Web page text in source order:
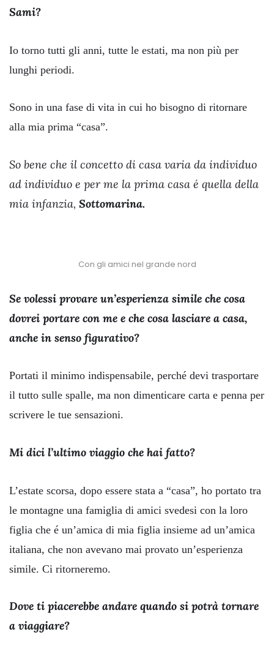
Sami?
Io torno tutti gli anni, tutte le estati, ma non più per
lunghi periodi.
Sono in una fase di vita in cui ho bisogno di ritornare
alla mia prima “casa”.
So bene che il concetto di casa varia da individuo
ad individuo e per me la prima casa é quella della
mia infanzia, Sottomarina.
Con gli amici nel grande nord
Se volessi provare un’esperienza simile che cosa
dovrei portare con me e che cosa lasciare a casa,
anche in senso figurativo?
Portati il minimo indispensabile, perché devi trasportare
il tutto sulle spalle, ma non dimenticare carta e penna per
scrivere le tue sensazioni.
Mi dici l’ultimo viaggio che hai fatto?
L’estate scorsa, dopo essere stata a “casa”, ho portato tra
le montagne una famiglia di amici svedesi con la loro
figlia che é un’amica di mia figlia insieme ad un’amica
italiana, che non avevano mai provato un’esperienza
simile. Ci ritorneremo.
Dove ti piacerebbe andare quando si potrà tornare
a viaggiare?